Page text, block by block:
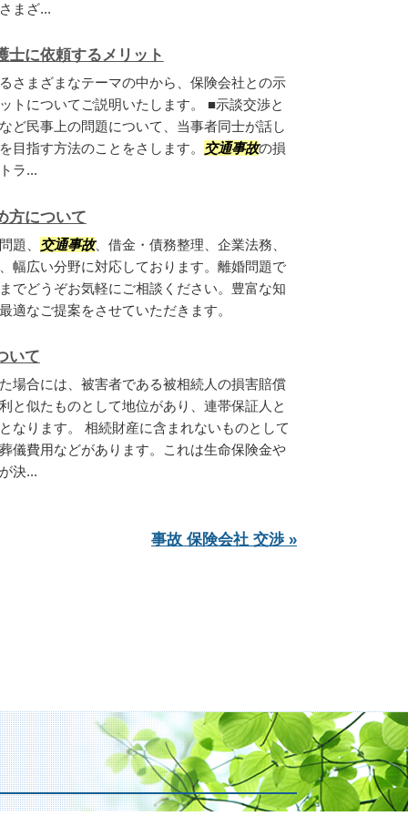
まざ...
士に依頼するメリット
さまざまなテーマの中から、保険会社との示
トについてご説明いたします。 ■示談交渉と
ど民事上の問題について、当事者同士が話し
目指す方法のことをさします。 交通事故の損
ラ...
方について
題、 交通事故、借金・債務整理、企業法務、
幅広い分野に対応しております。離婚問題で
でどうぞお気軽にご相談ください。豊富な知
適なご提案をさせていただきます。
いて
場合には、被害者である被相続人の損害賠償
と似たものとして地位があり、連帯保証人と
なります。 相続財産に含まれないものとして
儀費用などがあります。これは生命保険金や
決...
事故 保険会社 交渉 »